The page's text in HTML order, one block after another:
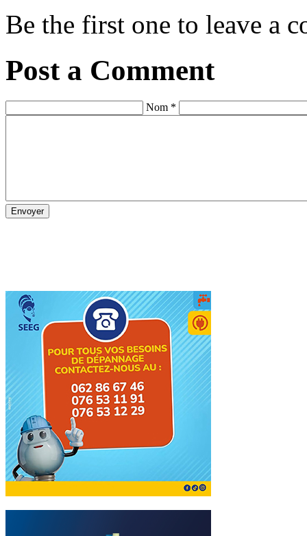
Be the first one to leave a
Post a Comment
Nom *